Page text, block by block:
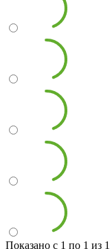
Показано с 1 по 1 из